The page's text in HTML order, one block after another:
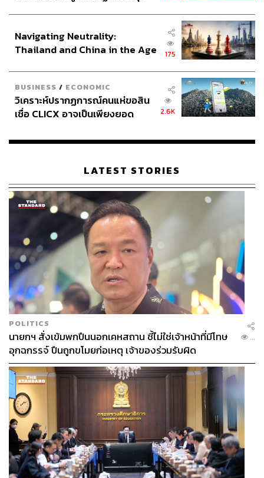
Navigating Neutrality:
Thailand and China in the Age
175
BUSINESS / ECONOMIC
วิเคราะห์ปรากฏการณ์คนแห่ขอสิน
เชื่อ CLICX อาจเป็นเพียงยอด
เรือนไทยที่ถูกซุกไว้
2.6K
LATEST STORIES
POLITICS
นายกฯ สั่งเข้มพกปืนนอกเคหสถาน ชี้ไม่ใช่เจ้าหน้าที่มีโทษ
อุกฉกรรจ์ ปืนถูกขโมยก่อเหตุ เจ้าของร่วมรับผิด
...